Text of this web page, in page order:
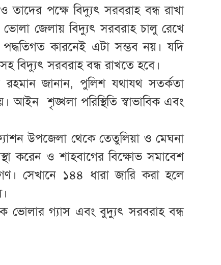
পক্ষে বিদ্যুৎ সরবরাহ বন্ধ রাখা
জেলায় বিদ্যুৎ সরবরাহ চালু রেখে
কারনেই এটা সম্ভব নয়। যদি
বিদ্যুৎ সরবরাহ বন্ধ রাখতে হবে।
রহমান জানান, পুলিশ যথাযথ সতর্কতা
আইন শৃঙ্খলা পরিস্থিতি স্বাভাবিক এবং
উপজেলা থেকে তেতুলিয়া ও মেঘনা
করেন ও শাহবাগের বিক্ষোভ সমাবেশ
সেখানে ১৪৪ ধারা জারি করা হলে
ভোলার গ্যাস এবং বুদ্যুৎ সরবরাহ বন্ধ